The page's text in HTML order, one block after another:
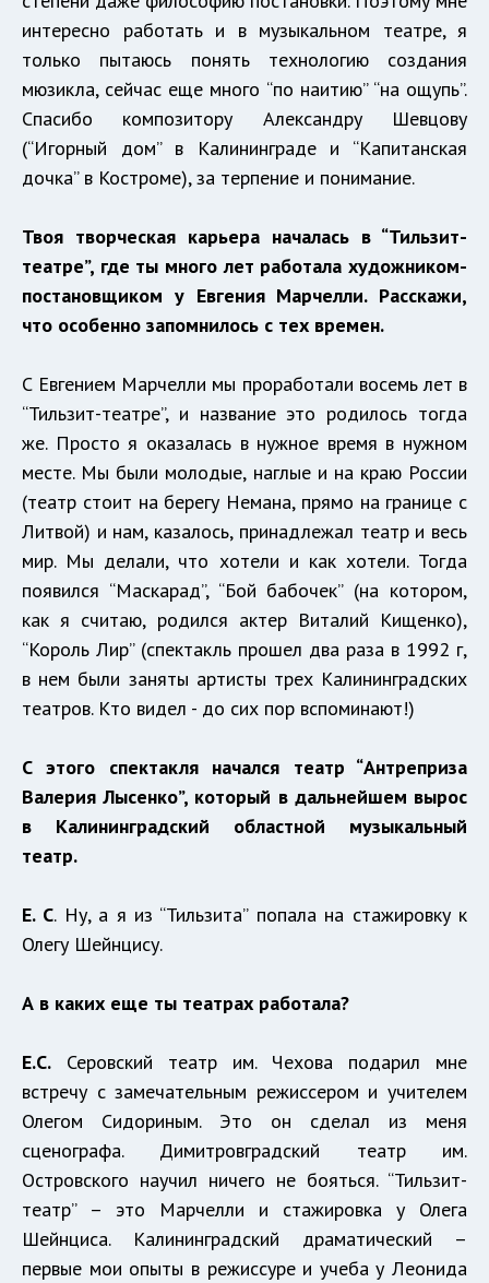
интересно работать и в музыкальном театре, я
только пытаюсь понять технологию создания
мюзикла, сейчас еще много “по наитию” “на ощупь”.
Спасибо композитору Александру Шевцову
(“Игорный дом” в Калининграде и “Капитанская
дочка” в Костроме), за терпение и понимание.
Твоя творческая карьера началась в “Тильзит-
театре”, где ты много лет работала художником-
постановщиком у Евгения Марчелли. Расскажи,
что особенно запомнилось с тех времен.
С Евгением Марчелли мы проработали восемь лет в
“Тильзит-театре”, и название это родилось тогда
же. Просто я оказалась в нужное время в нужном
месте. Мы были молодые, наглые и на краю России
(театр стоит на берегу Немана, прямо на границе с
Литвой) и нам, казалось, принадлежал театр и весь
мир. Мы делали, что хотели и как хотели. Тогда
появился “Маскарад”, “Бой бабочек” (на котором,
как я считаю, родился актер Виталий Кищенко),
“Король Лир” (спектакль прошел два раза в 1992 г,
в нем были заняты артисты трех Калининградских
театров. Кто видел - до сих пор вспоминают!)
С этого спектакля начался театр “Антреприза
Валерия Лысенко”, который в дальнейшем вырос
в Калининградский областной музыкальный
театр.
Е. С. Ну, а я из “Тильзита” попала на стажировку к
Олегу Шейнцису.
А в каких еще ты театрах работала?
Е.С. Серовский театр им. Чехова подарил мне
встречу с замечательным режиссером и учителем
Олегом Сидориным. Это он сделал из меня
сценографа. Димитровградский театр им.
Островского научил ничего не бояться. “Тильзит-
театр” – это Марчелли и стажировка у Олега
Шейнциса. Калининградский драматический –
первые мои опыты в режиссуре и учеба у Леонида